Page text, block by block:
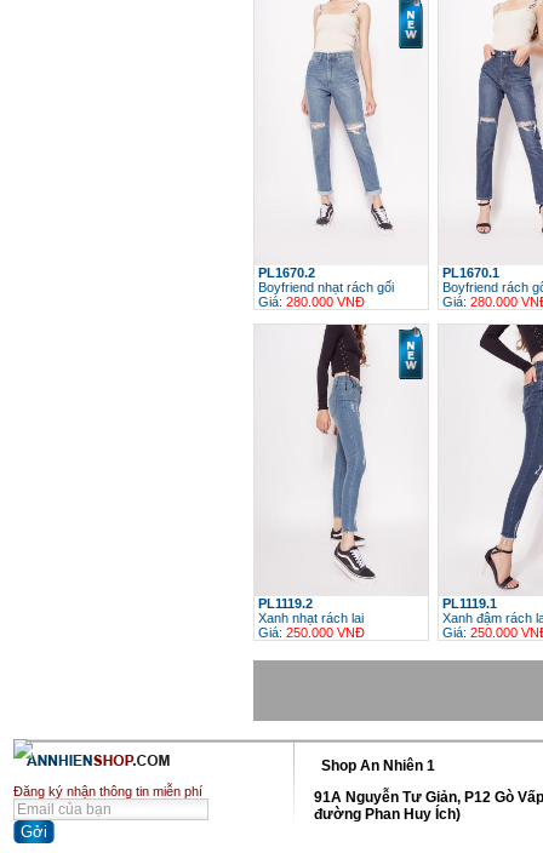
PL1670.2
Boyfriend nhạt rách gối
Giá: 280.000 VNĐ
PL1670.1
Boyfriend rách
Giá: 280.000
PL1119.2
Xanh nhạt rách lai
Giá: 250.000 VNĐ
PL1119.1
Xanh đậm rách
Giá: 250.000
Đăng ký nhận thông tin miễn phí
Shop An Nhiên 1
91A Nguyễn Tư Giản, P12 Gò
đường Phan Huy Ích)